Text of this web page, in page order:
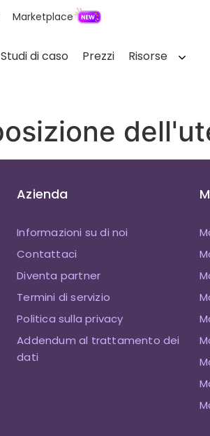
Marketplace
Studi di caso Prezzi Risorse
Azienda
Informazioni su di noi
Contattaci
Diventa partner
Termini di servizio
Politica sulla privacy
Addendum al trattamento dei
dati